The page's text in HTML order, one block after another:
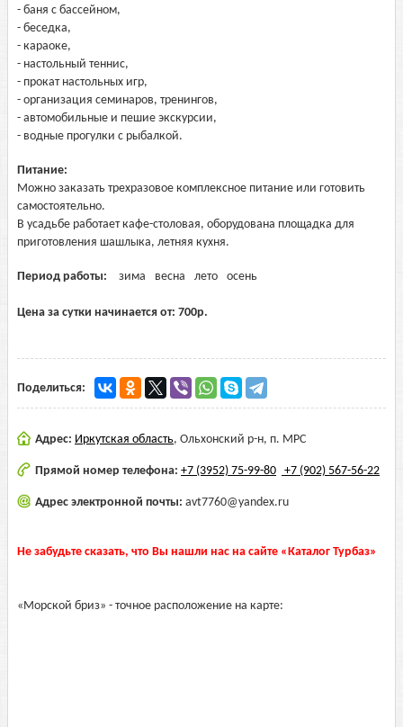
- баня с бассейном,
- беседка,
- караоке,
- настольный теннис,
- прокат настольных игр,
- организация семинаров, тренингов,
- автомобильные и пешие экскурсии,
- водные прогулки с рыбалкой.
Питание:
Можно заказать трехразовое комплексное питание или готовить
самостоятельно.
В усадьбе работает кафе-столовая, оборудована площадка для
приготовления шашлыка, летняя кухня.
Период работы: зима весна лето осень
Цена за сутки начинается от: 700р.
Поделиться:
Адрес: Иркутская область, Ольхонский р-н, п. МРС
Прямой номер телефона: +7 (3952) 75-99-80 +7 (902) 567-56-22
Адрес электронной почты: avt7760@yandex.ru
Не забудьте сказать, что Вы нашли нас на сайте «Каталог Турбаз»
«Морской бриз» - точное расположение на карте: